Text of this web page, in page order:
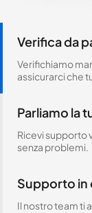
Verifica da
Verifichiamo
assicurarci che
Parliamo la
Ricevi supporto
senza problemi.
Supporto in
Il nostro team ti